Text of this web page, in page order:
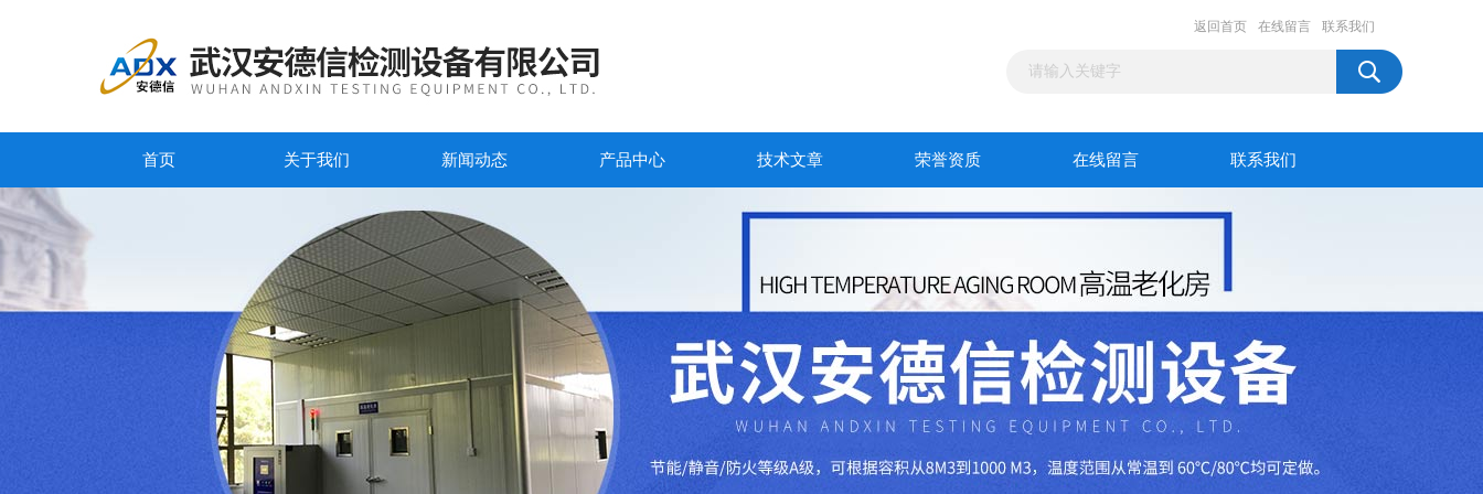
返回首页 在线留言 联系我们
首页 关于我们 新闻动态 产品中心 技术文章 荣誉资质 在线留言 联系我们